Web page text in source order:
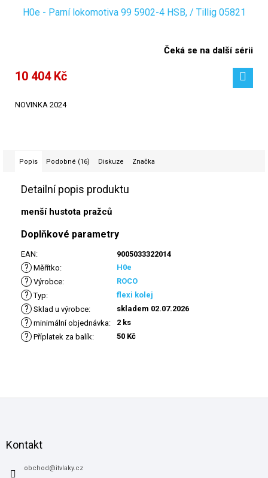
H0e - Parní lokomotiva 99 5902-4 HSB, / Tillig 05821
Čeká se na další sérii
10 404 Kč
NOVINKA 2024
Popis Podobné (16) Diskuze Značka
Detailní popis produktu
menší hustota pražců
Doplňkové parametry
EAN: 9005033322014
? Měřítko: H0e
? Výrobce: ROCO
? Typ: flexi kolej
? Sklad u výrobce: skladem 02.07.2026
? minimální objednávka: 2 ks
? Příplatek za balík: 50 Kč
Kontakt
obchod@itvlaky.cz